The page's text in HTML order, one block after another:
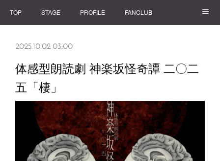
TOP STAGE PROFILE FANCLUB
2025.10.02 03:00
体感型朗読劇 神楽坂怪奇譚 二〇二
五「棲」